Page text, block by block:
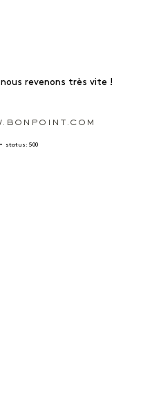
revenons très vite !
- status: 500